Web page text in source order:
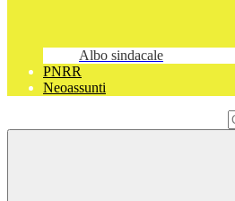
Albo sindacale
PNRR
Neoassunti